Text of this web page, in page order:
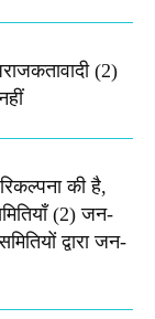
(2)
की है,
(2) जन-
द्वारा जन-